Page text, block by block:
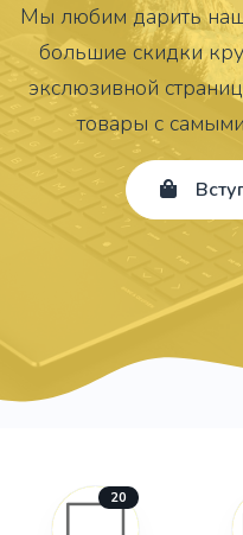
Мы любим дарить
большие скидки
экслюзивной
товары с
20